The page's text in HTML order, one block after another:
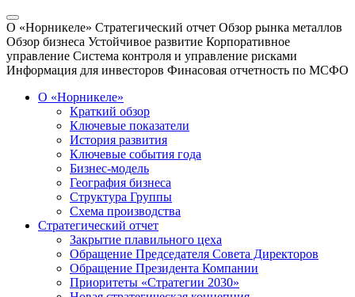
О «Норникеле» Стратегический отчет Обзор рынка металлов
Обзор бизнеса Устойчивое развитие Корпоративное
управление Система контроля и управление рисками
Информация для инвесторов Финасовая отчетность по МСФО
О «Норникеле»
Краткий обзор
Ключевые показатели
История развития
Ключевые события года
Бизнес-модель
География бизнеса
Структура Группы
Схема производства
Стратегический отчет
Закрытие плавильного цеха
Обращение Председателя Совета Директоров
Обращение Президента Компании
Приоритеты «Стратегии 2030»